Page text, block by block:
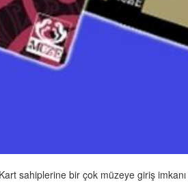
sahiplerine bir çok müzeye giriş imkanı